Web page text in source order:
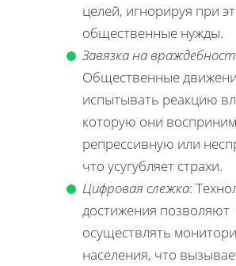
целей, игнорируя при
общественные нужды.
Завязка на
Общественные
испытывать реакцию
которую они
репрессивную или
что усугубляет страхи.
Цифровая слежка:
достижения позволяют
осуществлять
населения, что